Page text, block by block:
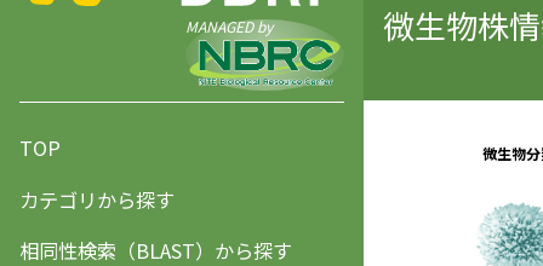
MANAGED by
TOP
カテゴリから探す
相同性検索（BLAST）から探す
微生物株